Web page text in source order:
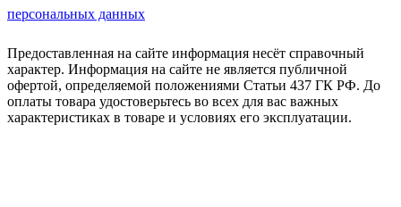
персональных данных
Предоставленная на сайте информация несёт справочный
характер. Информация на сайте не является публичной
офертой, определяемой положениями Статьи 437 ГК РФ. До
оплаты товара удостоверьтесь во всех для вас важных
характеристиках в товаре и условиях его эксплуатации.